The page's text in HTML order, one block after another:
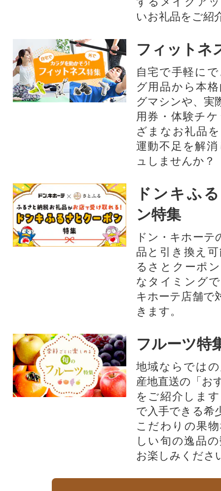
いお礼品をご紹
フィットネ
自宅で手軽に
グ用品から本
グマシンや、実
用券・体験チ
ざまなお礼品
運動不足を解
ュしませんか？
ドンキふ
ン特集
ドン・キホーテ
品と引き換え
るさとクーポ
なタイミング
キホーテ店舗で
きます。
フルーツ特
地域ならでは
産地直送の「お
をご紹介しま
で入手できる希
こだわりの果
しい旬の逸品
お楽しみくださ